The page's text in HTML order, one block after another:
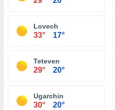
Lovech
33° 17°
Teteven
29° 20°
Ugarchin
30° 20°